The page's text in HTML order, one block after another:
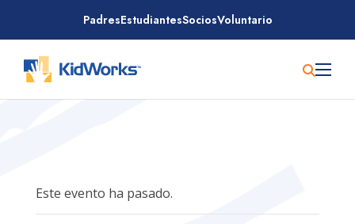
contenido
PadresEstudiantesSociosVoluntario
Este evento ha pasado.